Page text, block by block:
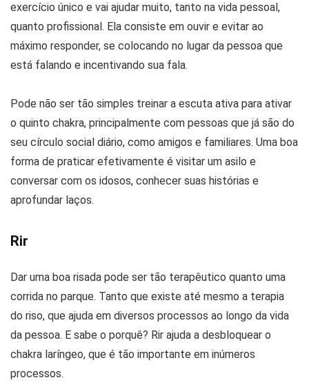
exercício único e vai ajudar muito, tanto na vida pessoal,
quanto profissional. Ela consiste em ouvir e evitar ao
máximo responder, se colocando no lugar da pessoa que
está falando e incentivando sua fala.
Pode não ser tão simples treinar a escuta ativa para ativar
o quinto chakra, principalmente com pessoas que já são do
seu círculo social diário, como amigos e familiares. Uma boa
forma de praticar efetivamente é visitar um asilo e
conversar com os idosos, conhecer suas histórias e
aprofundar laços.
Rir
Dar uma boa risada pode ser tão terapêutico quanto uma
corrida no parque. Tanto que existe até mesmo a terapia
do riso, que ajuda em diversos processos ao longo da vida
da pessoa. E sabe o porquê? Rir ajuda a desbloquear o
chakra laríngeo, que é tão importante em inúmeros
processos.